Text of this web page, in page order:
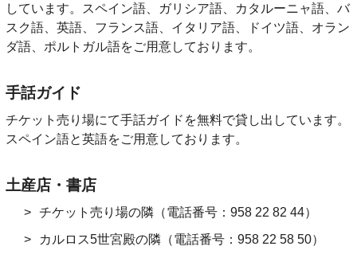
しています。スペイン語、ガリシア語、カタルーニャ語、バ
スク語、英語、フランス語、イタリア語、ドイツ語、オラン
ダ語、ポルトガル語をご用意しております。
手話ガイド
チケット売り場にて手話ガイドを無料で貸し出しています。
スペイン語と英語をご用意しております。
土産店・書店
チケット売り場の隣（電話番号：958 22 82 44）
カルロス5世宮殿の隣（電話番号：958 22 58 50）